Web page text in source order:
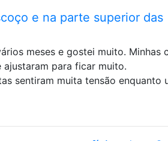
e na parte superior das
meses e gostei muito. Minhas
ajustaram para ficar muito.
sentiram muita tensão enquanto